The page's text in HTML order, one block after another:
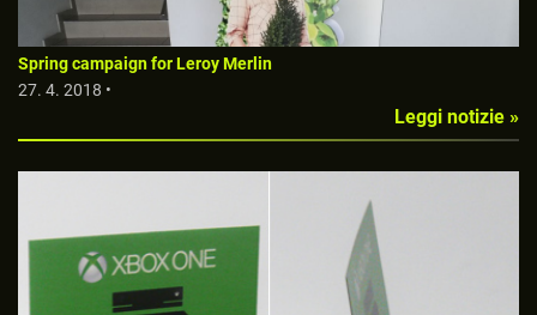
Spring campaign for Leroy Merlin
27. 4. 2018 •
Leggi notizie »